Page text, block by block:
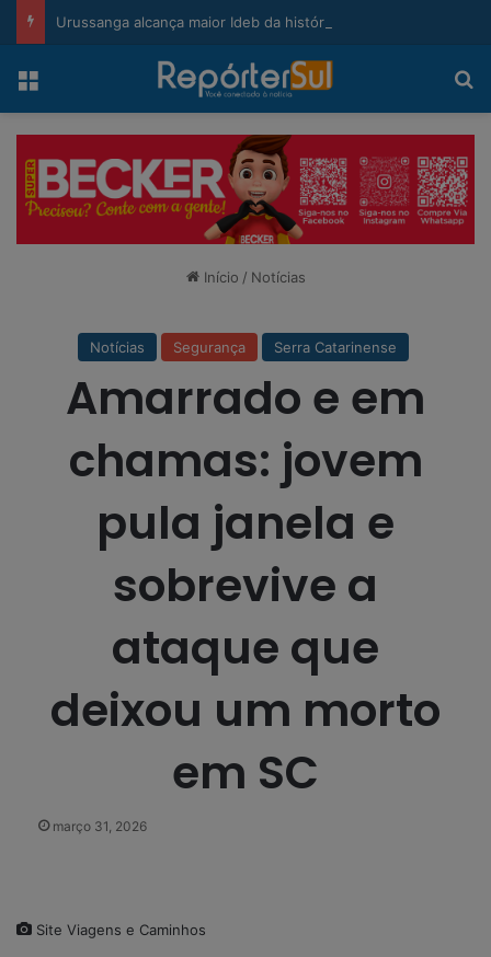
Menu
Início / Notícias
Notícias Segurança Serra Catarinense
Amarrado e em
chamas: jovem
pula janela e
sobrevive a
ataque que
deixou um morto
em SC
março 31, 2026
Site Viagens e Caminhos